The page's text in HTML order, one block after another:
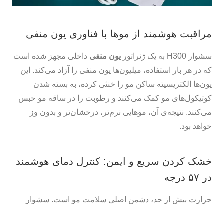
مراقبت هوشمند از موها با فناوری یون منفی
سشوار H300 به یک ژنراتور یون منفی داخلی مجهز شده است
که در هر بار استفاده، میلیون‌ها یون منفی را آزاد می‌کند. این
یون‌ها الکتریسیته ساکن مو را خنثی کرده، به بسته شدن
کوتیکول‌های مو کمک می‌کنند و رطوبت را در ساقه مو حبس
می‌کنند. نتیجه‌ی آن، موهایی نرم‌تر، درخشان‌تر و بدون وز
خواهد بود.
خشک کردن سریع و ایمن: کنترل دمای هوشمند
در ۵۷ درجه
حرارت بیش از حد، دشمن اصلی سلامت مو است. سشوار